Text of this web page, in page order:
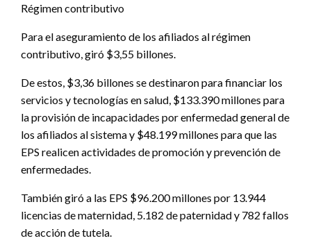
Régimen contributivo
Para el aseguramiento de los afiliados al régimen
contributivo, giró $3,55 billones.
De estos, $3,36 billones se destinaron para financiar los
servicios y tecnologías en salud, $133.390 millones para
la provisión de incapacidades por enfermedad general de
los afiliados al sistema y $48.199 millones para que las
EPS realicen actividades de promoción y prevención de
enfermedades.
También giró a las EPS $96.200 millones por 13.944
licencias de maternidad, 5.182 de paternidad y 782 fallos
de acción de tutela.